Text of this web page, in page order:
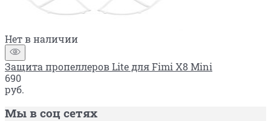
Нет в наличии
Защита пропеллеров Lite для Fimi X8 Mini
690
руб.
Мы в соц сетях